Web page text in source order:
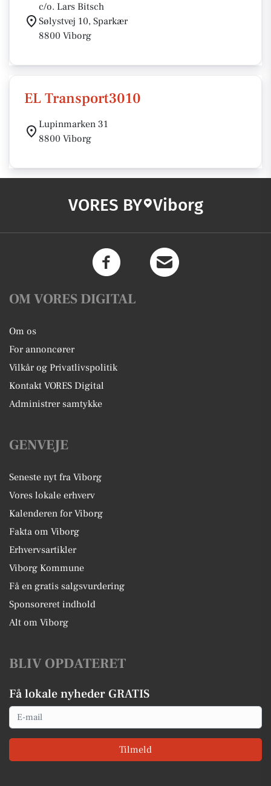
c/o. Lars Bitsch
Sølystvej 10, Sparkær
8800 Viborg
EL Transport3010
Lupinmarken 31
8800 Viborg
VORES BY Viborg
OM VORES DIGITAL
Om os
For annoncører
Vilkår og Privatlivspolitik
Kontakt VORES Digital
Administrer samtykke
GENVEJE
Seneste nyt fra Viborg
Vores lokale erhverv
Kalenderen for Viborg
Fakta om Viborg
Erhvervsartikler
Viborg Kommune
Få en gratis salgsvurdering
Sponsoreret indhold
Alt om Viborg
BLIV OPDATERET
Få lokale nyheder GRATIS
Email
Tilmeld